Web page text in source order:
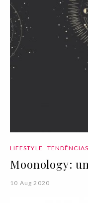
LIFESTYLE TENDÊNCIAS
Moonology:
10 Aug 2020